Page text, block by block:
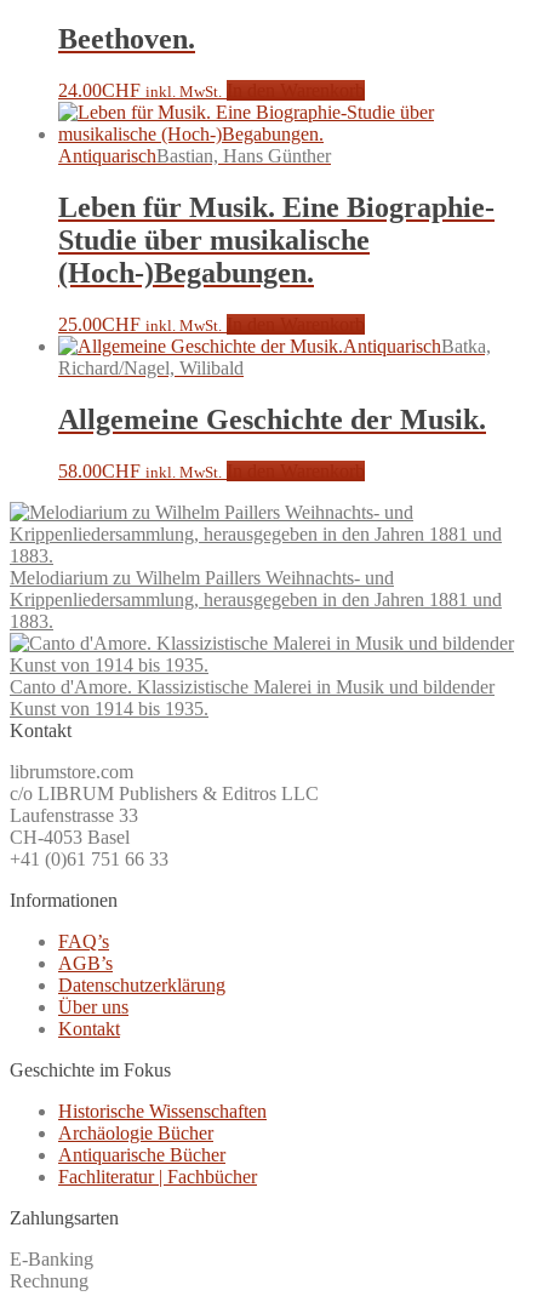
Beethoven.
24.00CHF inkl. MwSt.
AntiquarischBastian, Hans Günther
Leben für Musik. Eine Biographie-
Studie über musikalische
(Hoch-)Begabungen.
25.00CHF inkl. MwSt.
AntiquarischBatka,
Richard/Nagel, Wilibald
Allgemeine Geschichte der Musik.
58.00CHF inkl. MwSt.
Melodiarium zu Wilhelm Paillers Weihnachts- und
Krippenliedersammlung, herausgegeben in den Jahren 1881 und
1883.
Canto d'Amore. Klassizistische Malerei in Musik und bildender
Kunst von 1914 bis 1935.
Kontakt
librumstore.com
c/o LIBRUM Publishers & Editros LLC
Laufenstrasse 33
CH-4053 Basel
+41 (0)61 751 66 33
Informationen
FAQ’s
AGB’s
Datenschutzerklärung
Über uns
Kontakt
Geschichte im Fokus
Historische Wissenschaften
Archäologie Bücher
Antiquarische Bücher
Fachliteratur | Fachbücher
Zahlungsarten
E-Banking
Rechnung